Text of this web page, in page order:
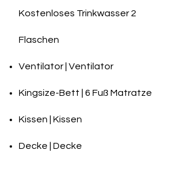
Kostenloses Trinkwasser 2
Flaschen
Ventilator | Ventilator
Kingsize-Bett | 6 Fuß Matratze
Kissen | Kissen
Decke | Decke